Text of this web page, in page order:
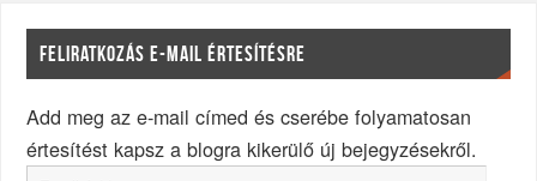
FELIRATKOZÁS E-MAIL ÉRTESÍTÉSRE
Add meg az e-mail címed és cserébe folyamatosan
értesítést kapsz a blogra kikerülő új bejegyzésekről.